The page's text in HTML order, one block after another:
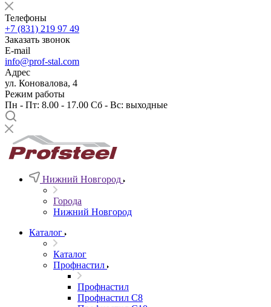
Телефоны
+7 (831) 219 97 49
Заказать звонок
E-mail
info@prof-stal.com
Адрес
ул. Коновалова, 4
Режим работы
Пн - Пт: 8.00 - 17.00 Сб - Вс: выходные
Нижний Новгород
Города
Нижний Новгород
Каталог
Каталог
Профнастил
Профнастил
Профнастил С8